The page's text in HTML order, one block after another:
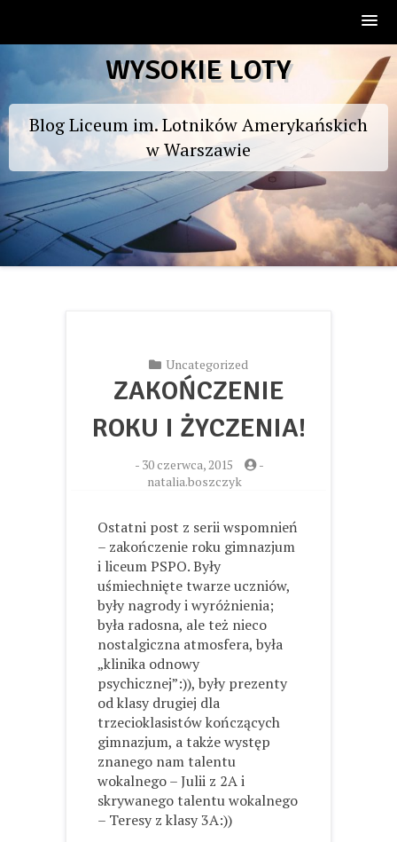
to
WYSOKIE LOTY
Blog Liceum im. Lotników Amerykańskich
w Warszawie
Uncategorized
ZAKOŃCZENIE
ROKU I ŻYCZENIA!
- 30 czerwca, 2015
-
natalia.boszczyk
Ostatni post z serii wspomnień
– zakończenie roku gimnazjum
i liceum PSPO. Były
uśmiechnięte twarze uczniów,
były nagrody i wyróżnienia;
była radosna, ale też nieco
nostalgiczna atmosfera, była
„klinika odnowy
psychicznej”:)), były prezenty
od klasy drugiej dla
trzecioklasistów kończących
gimnazjum, a także występ
znanego nam talentu
wokalnego – Julii z 2A i
skrywanego talentu wokalnego
– Teresy z klasy 3A:))